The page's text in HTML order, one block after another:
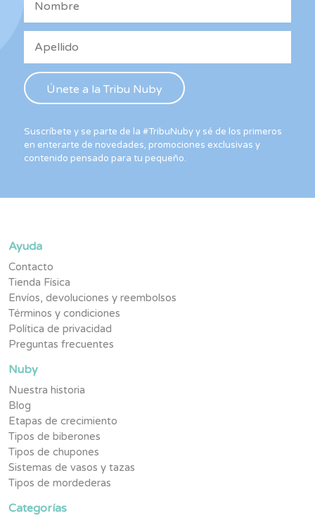
Suscríbete y se parte de la #TribuNuby y sé de los primeros
en enterarte de novedades, promociones exclusivas y
contenido pensado para tu pequeño.
Ayuda
Contacto
Tienda Física
Envíos, devoluciones y reembolsos
Términos y condiciones
Política de privacidad
Preguntas frecuentes
Nuby
Nuestra historia
Blog
Etapas de crecimiento
Tipos de biberones
Tipos de chupones
Sistemas de vasos y tazas
Tipos de mordederas
Categorías